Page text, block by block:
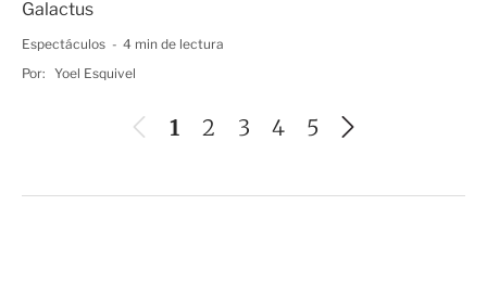
Galactus
Espectáculos
4 min de lectura
Por: Yoel Esquivel
1 2 3 4 5